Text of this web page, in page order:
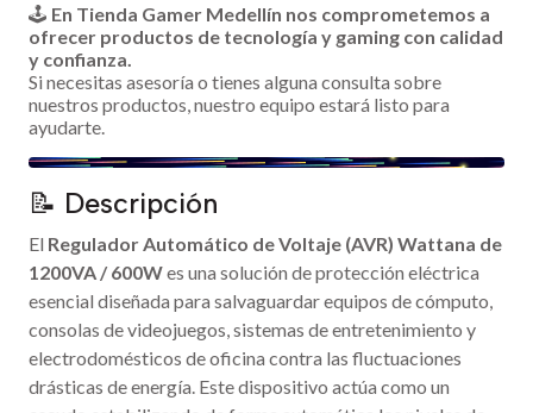
🕹️ En Tienda Gamer Medellín nos comprometemos a
ofrecer productos de tecnología y gaming con calidad
y confianza.
Si necesitas asesoría o tienes alguna consulta sobre
nuestros productos, nuestro equipo estará listo para
ayudarte.
📝 Descripción
El Regulador Automático de Voltaje (AVR) Wattana de
1200VA / 600Wes una solución de protección eléctrica
esencial diseñada para salvaguardar equipos de cómputo,
consolas de videojuegos, sistemas de entretenimiento y
electrodomésticos de oficina contra las fluctuaciones
drásticas de energía. Este dispositivo actúa como un